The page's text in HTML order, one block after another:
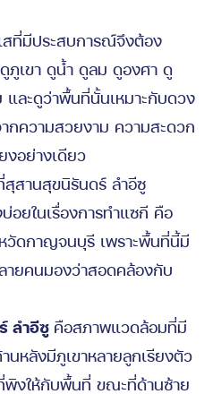
สที่มีประสบการณ์จึงต้อง
ภูเขา ดูน้ำ ดูลม ดูองศา ดู
และดูว่าพื้นที่นั้นเหมาะกับดวง
ากความสวยงาม ความสะดวก
งอย่างเดียว
สุสานสุขนิรันดร์ ลำอีซู
อยในเรื่องการทำแซกี คือ
วัดกาญจนบุรี เพราะพื้นที่นี้มี
ยคนมองว่าสอดคล้องกับ
ลำอีซู คือสภาพแวดล้อมที่มี
นหลังมีภูเขาหลายลูกเรียงตัว
พิงให้กับพื้นที่ ขณะที่ด้านซ้าย